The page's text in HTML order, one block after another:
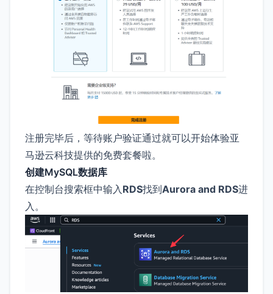
注册完毕后，等待账户验证通过就可以开始体验亚
马逊云科技提供的免费套餐啦。
创建MySQL数据库
在控制台搜索框中输入RDS找到Aurora and RDS进
入。